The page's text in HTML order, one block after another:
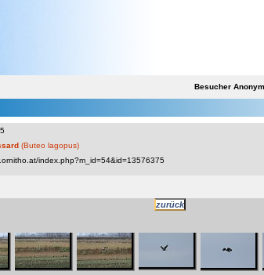
Besucher Anonym
(Buteo lagopus)